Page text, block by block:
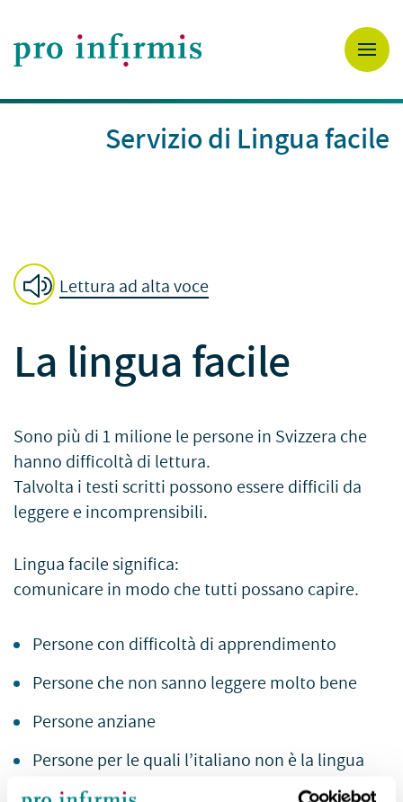
Servizio di Lingua facile
Lettura ad alta voce
La lingua facile
Sono più di 1 milione le persone in Svizzera che
hanno difficoltà di lettura.
Talvolta i testi scritti possono essere difficili da
leggere e incomprensibili.
Lingua facile significa:
comunicare in modo che tutti possano capire.
Persone con difficoltà di apprendimento
Persone che non sanno leggere molto bene
Persone anziane
Persone per le quali l’italiano non è la lingua
madre